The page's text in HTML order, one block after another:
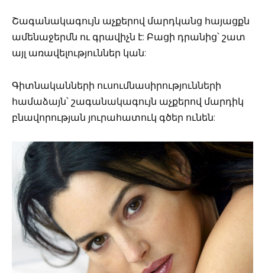
Շագանակագույն աչքերով մարդկանց հայացքն
ամենաջերմն ու գրավիչն է: Բացի դրանից՝ շատ
այլ առավելություններ կան:
Գիտնականների ուսումնասիրությունների
համաձայն՝ շագանակագույն աչքերով մարդիկ
բնավորության յուրահատուկ գծեր ունեն: